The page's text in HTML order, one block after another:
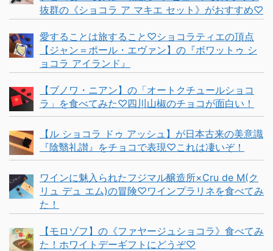
抜群の《ショコラ ア マキエ セット》がおすすめ♡
愛することは旅すること♡ショコラティエの頂点
【ジャン＝ポール・エヴァン】の『ボワットゥ シ
ョコラ アイランド』
【ブノワ・ニアン】の「オートクチュールショコ
ラ」を食べてみた♡四川山椒のチョコが面白い！
【ル ショコラ ドゥ アッシュ】が日本古来の美意識
『陰翳礼讃』をチョコで表現♡これは凄いぞ！
ワインに魅入られたフジマル醸造所×Cru de M(ク
リュ デュ エム)の冒険♡ワインプラリネを食べてみ
た！
【モロゾフ】の《ファヤージュショコラ》食べてみ
た！ホワイトデーギフトにどうぞ♡